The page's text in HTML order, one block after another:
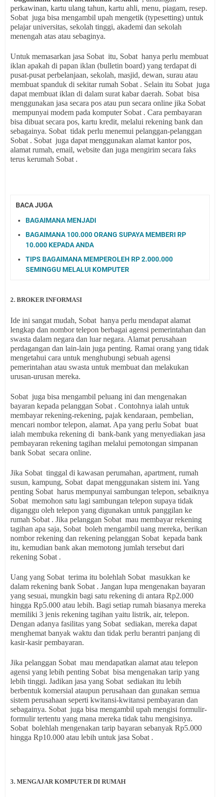
perkawinan, kartu ulang tahun, kartu ahli, menu, piagam, resep.
Sobat juga bisa mengambil upah mengetik (typesetting) untuk
pelajar universitas, sekolah tinggi, akademi dan sekolah
menengah atas atau sebaginya.
Untuk memasarkan jasa Sobat itu, Sobat hanya perlu membuat
iklan apakah di papan iklan (bulletin board) yang terdapat di
pusat-pusat perbelanjaan, sekolah, masjid, dewan, surau atau
membuat spanduk di sekitar rumah Sobat . Selain itu Sobat juga
dapat membuat iklan di dalam surat kabar daerah. Sobat bisa
menggunakan jasa secara pos atau pun secara online jika Sobat
mempunyai modem pada komputer Sobat . Cara pembayaran
bisa dibuat secara pos, kartu kredit, melalui rekening bank dan
sebagainya. Sobat tidak perlu menemui pelanggan-pelanggan
Sobat . Sobat juga dapat menggunakan alamat kantor pos,
alamat rumah, email, website dan juga mengirim secara faks
terus kerumah Sobat .
BACA JUGA
BAGAIMANA MENJADI
BAGAIMANA 100.000 ORANG SUPAYA MEMBERI RP
10.000 KEPADA ANDA
TIPS BAGAIMANA MEMPEROLEH RP 2.000.000
SEMINGGU MELALUI KOMPUTER
2. BROKER INFORMASI
Ide ini sangat mudah, Sobat hanya perlu mendapat alamat
lengkap dan nombor telepon berbagai agensi pemerintahan dan
swasta dalam negara dan luar negara. Alamat perusahaan
perdagangan dan lain-lain juga penting. Ramai orang yang tidak
mengetahui cara untuk menghubungi sebuah agensi
pemerintahan atau swasta untuk membuat dan melakukan
urusan-urusan mereka.
Sobat juga bisa mengambil peluang ini dan mengenakan
bayaran kepada pelanggan Sobat . Contohnya ialah untuk
membayar rekening-rekening, pajak kendaraan, pembelian,
mencari nombor telepon, alamat. Apa yang perlu Sobat buat
ialah membuka rekening di bank-bank yang menyediakan jasa
pembayaran rekening tagihan melalui pemotongan simpanan
bank Sobat secara online.
Jika Sobat tinggal di kawasan perumahan, apartment, rumah
susun, kampung, Sobat dapat menggunakan sistem ini. Yang
penting Sobat harus mempunyai sambungan telepon, sebaiknya
Sobat memohon satu lagi sambungan telepon supaya tidak
diganggu oleh telepon yang digunakan untuk panggilan ke
rumah Sobat . Jika pelanggan Sobat mau membayar rekening
tagihan apa saja, Sobat boleh mengambil uang mereka, berikan
nombor rekening dan rekening pelanggan Sobat kepada bank
itu, kemudian bank akan memotong jumlah tersebut dari
rekening Sobat .
Uang yang Sobat terima itu bolehlah Sobat masukkan ke
dalam rekening bank Sobat . Jangan lupa mengenakan bayaran
yang sesuai, mungkin bagi satu rekening di antara Rp2.000
hingga Rp5.000 atau lebih. Bagi setiap rumah biasanya mereka
memiliki 3 jenis rekening tagihan yaitu listrik, air, telepon.
Dengan adanya fasilitas yang Sobat sediakan, mereka dapat
menghemat banyak waktu dan tidak perlu berantri panjang di
kasir-kasir pembayaran.
Jika pelanggan Sobat mau mendapatkan alamat atau telepon
agensi yang lebih penting Sobat bisa mengenakan tarip yang
lebih tinggi. Jadikan jasa yang Sobat sediakan itu lebih
berbentuk komersial ataupun perusahaan dan gunakan semua
sistem perusahaan seperti kwitansi-kwitansi pembayaran dan
sebagainya. Sobat juga bisa mengambil upah mengisi formulir-
formulir tertentu yang mana mereka tidak tahu mengisinya.
Sobat bolehlah mengenakan tarip bayaran sebanyak Rp5.000
hingga Rp10.000 atau lebih untuk jasa Sobat .
3. MENGAJAR KOMPUTER DI RUMAH